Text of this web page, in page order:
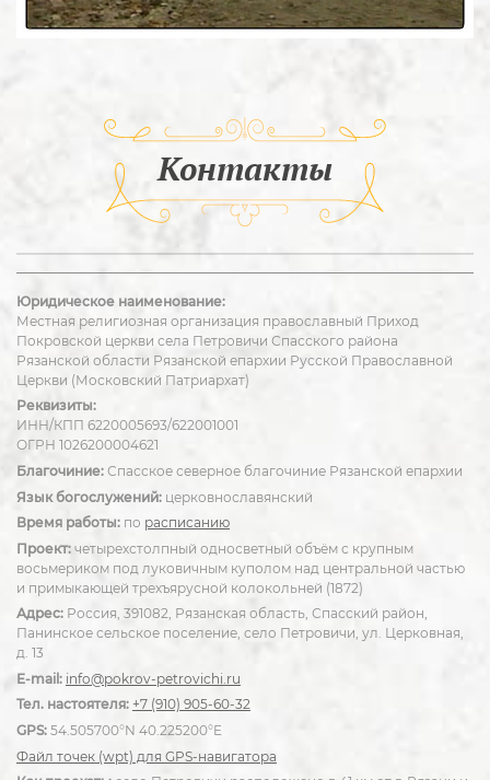
Контакты
Юридическое наименование:
Местная религиозная организация православный Приход
Покровской церкви села Петровичи Спасского района
Рязанской области Рязанской епархии Русской Православной
Церкви (Московский Патриархат)
Реквизиты:
ИНН/КПП 6220005693/622001001
ОГРН 1026200004621
Благочиние: Спасское северное благочиние Рязанской епархии
Язык богослужений: церковнославянский
Время работы: по расписанию
Проект: четырехстолпный односветный объём с крупным
восьмериком под луковичным куполом над центральной частью
и примыкающей трехъярусной колокольней (1872)
Адрес: Россия, 391082, Рязанская область, Спасский район,
Панинское сельское поселение, село Петровичи, ул. Церковная,
д. 13
E-mail: info@pokrov-petrovichi.ru
Тел. настоятеля: +7 (910) 905-60-32
GPS: 54.505700°N 40.225200°E
Файл точек (wpt) для GPS-навигатора